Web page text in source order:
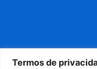
Termos de